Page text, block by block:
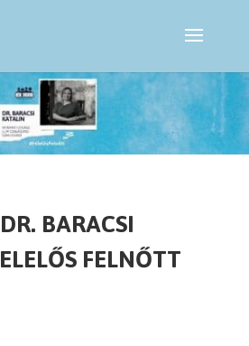
BARACSI
FELNŐTT